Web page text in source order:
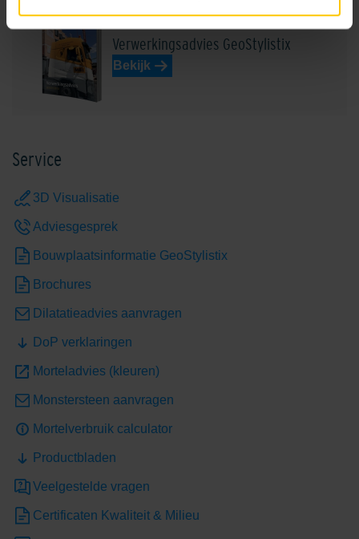
Shaded White Shadow Grey
Unique Beige
Exclusieve kleuren
Army Green
Verwerkingsadvies GeoStylistix
Bekijk
Service
3D Visualisatie
Adviesgesprek
Bouwplaatsinformatie GeoStylistix
Brochures
Dilatatieadvies aanvragen
DoP verklaringen
Morteladvies (kleuren)
Monstersteen aanvragen
Mortelverbruik calculator
Productbladen
Veelgestelde vragen
Certificaten Kwaliteit & Milieu